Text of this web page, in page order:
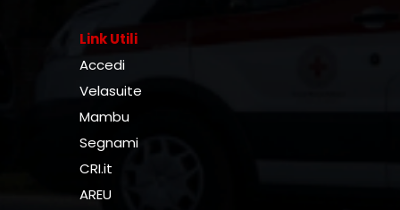
Link Utili
Accedi
Velasuite
Mambu
Segnami
CRI.it
AREU